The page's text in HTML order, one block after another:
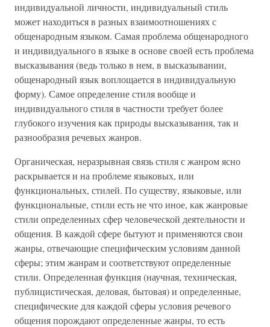
индивидуальной личности, индивидуальный стиль
может находиться в разных взаимоотношениях с
общенародным языком. Самая проблема общенародного
и индивидуального в языке в основе своей есть проблема
высказывания (ведь только в нем, в высказывании,
общенародный язык воплощается в индивидуальную
форму). Самое определение стиля вообще и
индивидуального стиля в частности требует более
глубокого изучения как природы высказывания, так и
разнообразия речевых жанров.
Органическая, неразрывная связь стиля с жанром ясно
раскрывается и на проблеме языковых, или
функциональных, стилей. По существу, языковые, или
функциональные, стили есть не что иное, как жанровые
стили определенных сфер человеческой деятельности и
общения. В каждой сфере бытуют и применяются свои
жанры, отвечающие специфическим условиям данной
сферы; этим жанрам и соответствуют определенные
стили. Определенная функция (научная, техническая,
публицистическая, деловая, бытовая) и определенные,
специфические для каждой сферы условия речевого
общения порождают определенные жанры, то есть